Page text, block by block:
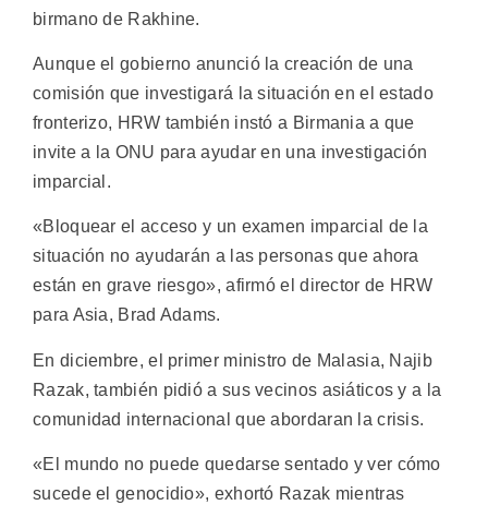
birmano de Rakhine.
Aunque el gobierno anunció la creación de una
comisión que investigará la situación en el estado
fronterizo, HRW también instó a Birmania a que
invite a la ONU para ayudar en una investigación
imparcial.
«Bloquear el acceso y un examen imparcial de la
situación no ayudarán a las personas que ahora
están en grave riesgo», afirmó el director de HRW
para Asia, Brad Adams.
En diciembre, el primer ministro de Malasia, Najib
Razak, también pidió a sus vecinos asiáticos y a la
comunidad internacional que abordaran la crisis.
«El mundo no puede quedarse sentado y ver cómo
sucede el genocidio», exhortó Razak mientras